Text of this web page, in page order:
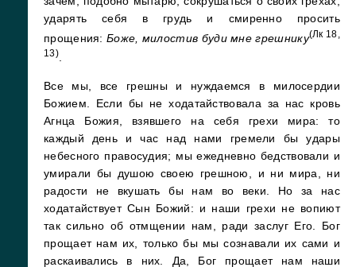
ударять себя в грудь и смиренно просить
прощения:Боже, милостив буди мне грешнику(Лк 18,
13).
Все мы, все грешны и нуждаемся в милосердии
Божием. Если бы не ходатайствовала за нас кровь
Агнца Божия, взявшего на себя грехи мира: то
каждый день и час над нами гремели бы удары
небесного правосудия; мы ежедневно бедствовали и
умирали бы душою своею грешною, и ни мира, ни
радости не вкушать бы нам во веки. Но за нас
ходатайствует Сын Божий: и наши грехи не вопиют
так сильно об отмщении нам, ради заслуг Его. Бог
прощает нам их, только бы мы сознавали их сами и
раскаивались в них. Да, Бог прощает нам наши